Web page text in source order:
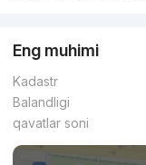
Eng muhimi
Kadastr
Balandligi
qavatlar soni